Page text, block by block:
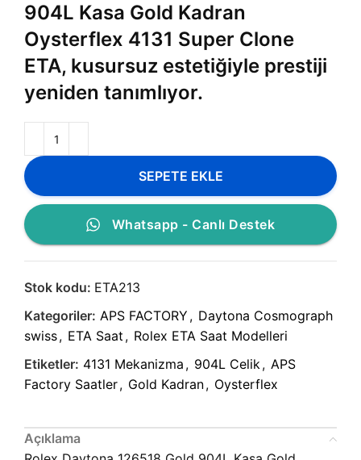
904L Kasa Gold Kadran
Oysterflex 4131 Super Clone
ETA, kusursuz estetiğiyle prestiji
yeniden tanımlıyor.
SEPETE EKLE
Whatsapp - Canlı Destek
Stok kodu: ETA213
Kategoriler: APS FACTORY , Daytona Cosmograph
swiss, ETA Saat , Rolex ETA Saat Modelleri
Etiketler: 4131 Mekanizma , 904L Celik, APS
Factory Saatler, Gold Kadran, Oysterflex
Açıklama